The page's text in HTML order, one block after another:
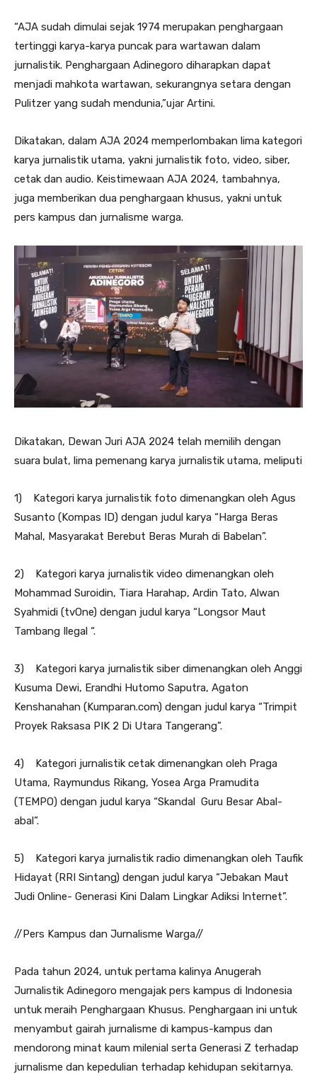
“AJA sudah dimulai sejak 1974 merupakan penghargaan
tertinggi karya-karya puncak para wartawan dalam
jurnalistik. Penghargaan Adinegoro diharapkan dapat
menjadi mahkota wartawan, sekurangnya setara dengan
Pulitzer yang sudah mendunia,”ujar Artini.
Dikatakan, dalam AJA 2024 memperlombakan lima kategori
karya jurnalistik utama, yakni jurnalistik foto, video, siber,
cetak dan audio. Keistimewaan AJA 2024, tambahnya,
juga memberikan dua penghargaan khusus, yakni untuk
pers kampus dan jurnalisme warga.
Dikatakan, Dewan Juri AJA 2024 telah memilih dengan
suara bulat, lima pemenang karya jurnalistik utama, meliputi
1) Kategori karya jurnalistik foto dimenangkan oleh Agus
Susanto (Kompas ID) dengan judul karya “Harga Beras
Mahal, Masyarakat Berebut Beras Murah di Babelan”.
2) Kategori karya jurnalistik video dimenangkan oleh
Mohammad Suroidin, Tiara Harahap, Ardin Tato, Alwan
Syahmidi (tvOne) dengan judul karya “Longsor Maut
Tambang Ilegal “.
3) Kategori karya jurnalistik siber dimenangkan oleh Anggi
Kusuma Dewi, Erandhi Hutomo Saputra, Agaton
Kenshanahan (Kumparan.com) dengan judul karya “Trimpit
Proyek Raksasa PIK 2 Di Utara Tangerang”.
4) Kategori jurnalistik cetak dimenangkan oleh Praga
Utama, Raymundus Rikang, Yosea Arga Pramudita
(TEMPO) dengan judul karya “Skandal Guru Besar Abal-
abal”.
5) Kategori karya jurnalistik radio dimenangkan oleh Taufik
Hidayat (RRI Sintang) dengan judul karya “Jebakan Maut
Judi Online- Generasi Kini Dalam Lingkar Adiksi Internet”.
//Pers Kampus dan Jurnalisme Warga//
Pada tahun 2024, untuk pertama kalinya Anugerah
Jurnalistik Adinegoro mengajak pers kampus di Indonesia
untuk meraih Penghargaan Khusus. Penghargaan ini untuk
menyambut gairah jurnalisme di kampus-kampus dan
mendorong minat kaum milenial serta Generasi Z terhadap
jurnalisme dan kepedulian terhadap kehidupan sekitarnya.